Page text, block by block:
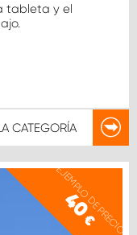
tableta y el
CATEGORÍA
EJEMPLO DE PRECIO
40
€